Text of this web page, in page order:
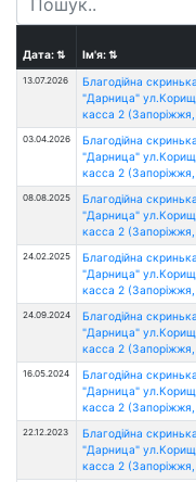
Дата:⇅ Ім'я:⇅
13.07.2026
Благодійна
"Дарница"
касса 2 (Запоріжжя,
03.04.2026
Благодійна
"Дарница"
касса 2 (Запоріжжя,
08.08.2025
Благодійна
"Дарница"
касса 2 (Запоріжжя,
24.02.2025
Благодійна
"Дарница"
касса 2 (Запоріжжя,
24.09.2024
Благодійна
"Дарница"
касса 2 (Запоріжжя,
16.05.2024
Благодійна
"Дарница"
касса 2 (Запоріжжя,
22.12.2023
Благодійна
"Дарница"
касса 2 (Запоріжжя,